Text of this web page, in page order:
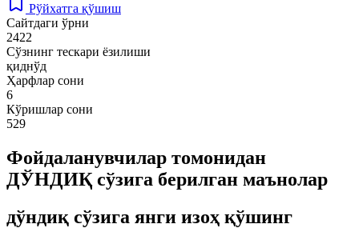
Рўйхатга қўшиш
Сайтдаги ўрни
2422
Сўзнинг тескари ёзилиши
қиднўд
Ҳарфлар сони
6
Кўришлар сони
529
Фойдаланувчилар томонидан
ДЎНДИҚ сўзига берилган маънолар
дўндиқ сўзига янги изоҳ қўшинг